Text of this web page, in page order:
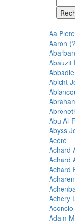
Aa
Aaron
Abauzit
Abicht
Abu Al-
Abyss
Acéré
Achard
Achard
Achard
Achery
Adam